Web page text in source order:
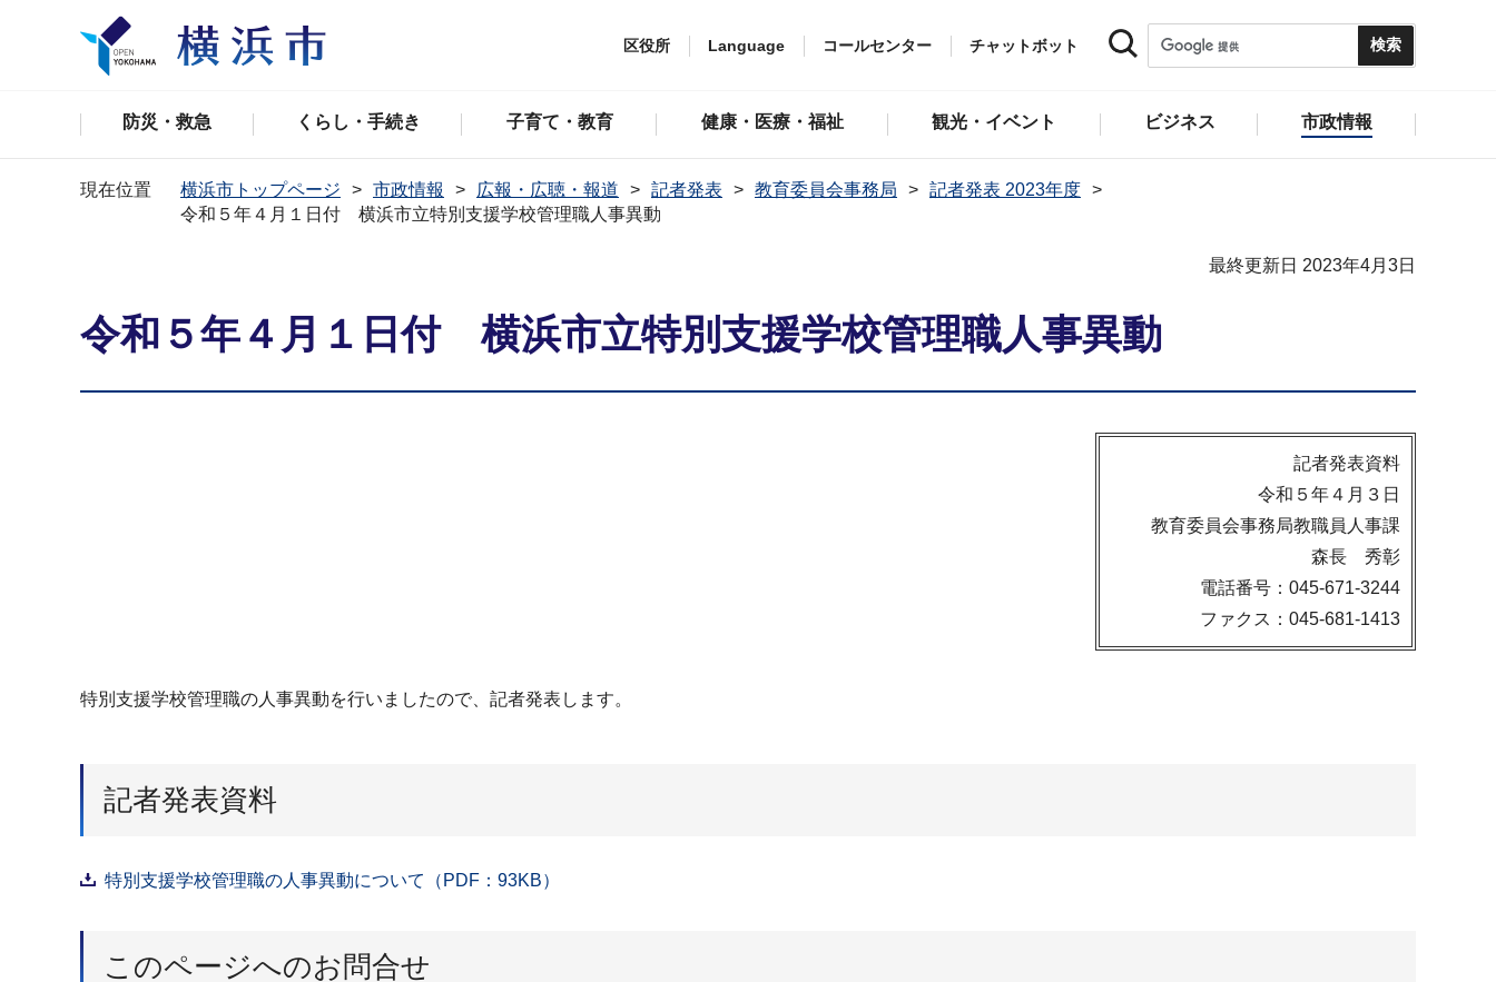
区役所 Language コールセンター チャットボット
防災・救急 くらし・手続き 子育て・教育 健康・医療・福祉 観光・イベント ビジネス 市政情報
現在位置 横浜市トップページ 市政情報 広報・広聴・報道 記者発表 教育委員会事務局
記者発表 2023年度
令和５年４月１日付 横浜市立特別支援学校管理職人事異動
最終更新日 2023年4月3日
令和５年４月１日付 横浜市立特別支援学校管理職人事異動
記者発表資料
令和５年４月３日
教育委員会事務局教職員人事課
森長 秀彰
電話番号：045-671-3244
ファクス：045-681-1413
特別支援学校管理職の人事異動を行いましたので、記者発表します。
記者発表資料
特別支援学校管理職の人事異動について（PDF：93KB）
このページへのお問合せ